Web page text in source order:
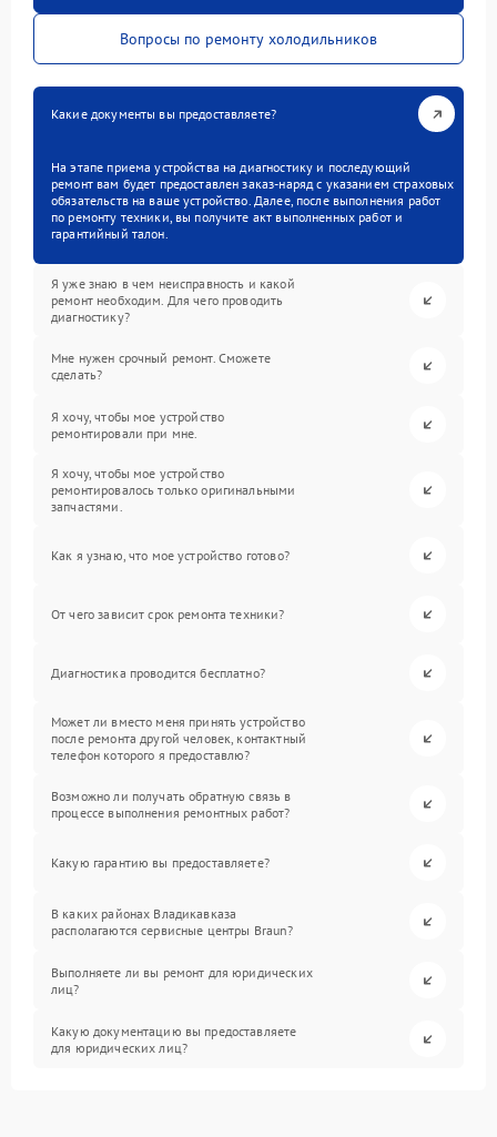
Вопросы по ремонту холодильников
Какие документы вы предоставляете?
На этапе приема устройства на диагностику и последующий
ремонт вам будет предоставлен заказ-наряд с указанием страховых
обязательств на ваше устройство. Далее, после выполнения работ
по ремонту техники, вы получите акт выполненных работ и
гарантийный талон.
Я уже знаю в чем неисправность и какой
ремонт необходим. Для чего проводить
диагностику?
Мне нужен срочный ремонт. Сможете
сделать?
Я хочу, чтобы мое устройство
ремонтировали при мне.
Я хочу, чтобы мое устройство
ремонтировалось только оригинальными
запчастями.
Как я узнаю, что мое устройство готово?
От чего зависит срок ремонта техники?
Диагностика проводится бесплатно?
Может ли вместо меня принять устройство
после ремонта другой человек, контактный
телефон которого я предоставлю?
Возможно ли получать обратную связь в
процессе выполнения ремонтных работ?
Какую гарантию вы предоставляете?
В каких районах Владикавказа
располагаются сервисные центры Braun?
Выполняете ли вы ремонт для юридических
лиц?
Какую документацию вы предоставляете
для юридических лиц?